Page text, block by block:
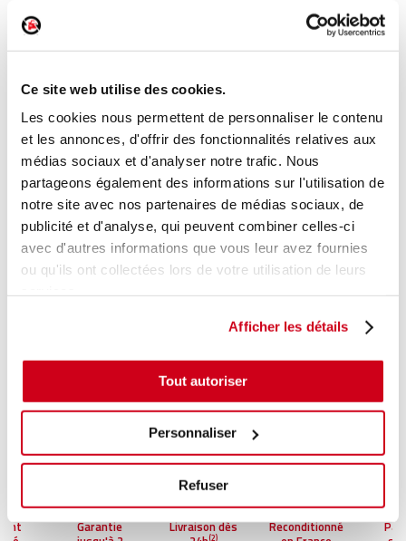
Ce site web utilise des cookies.
Les cookies nous permettent de personnaliser le contenu
et les annonces, d'offrir des fonctionnalités relatives aux
médias sociaux et d'analyser notre trafic. Nous
partageons également des informations sur l'utilisation de
notre site avec nos partenaires de médias sociaux, de
publicité et d'analyse, qui peuvent combiner celles-ci
avec d'autres informations que vous leur avez fournies
ou qu'ils ont collectées lors de votre utilisation de leurs
Afficher les détails
Tout autoriser
Personnaliser
Refuser
Commande lève-vitre avant gauche
Réf. constructeur :8K0959851DV10
Modèle d'origine : AUDI A4 - 3 2008 - 201110
Modèle de provenance
Caractéristiques techniques
En stock 20,00 € TTC
AJOUTER AU PANIER
Garantie
Livraison dès
(2)
Reconditionné